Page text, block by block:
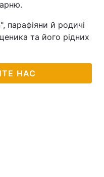
парафіяни й родичі
та його рідних
НАС